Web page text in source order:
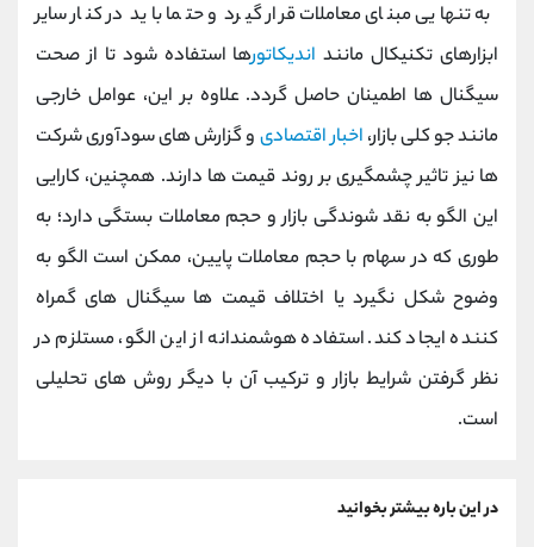
به تنهایی مبنای معاملات قرار گیرد و حتما باید در کنار سایر
ابزارهای تکنیکال مانند اندیکاتورها استفاده شود تا از صحت
سیگنال ‌ها اطمینان حاصل گردد. علاوه بر این، عوامل خارجی
مانند جو کلی بازار، اخبار اقتصادی و گزارش ‌های سودآوری شرکت
‌ها نیز تاثیر چشمگیری بر روند قیمت ‌ها دارند. همچنین، کارایی
این الگو به نقد شوندگی بازار و حجم معاملات بستگی دارد؛ به
طوری که در سهام با حجم معاملات پایین، ممکن است الگو به
وضوح شکل نگیرد یا اختلاف قیمت‌ ها سیگنال ‌های گمراه‌
کننده ایجاد کند. استفاده هوشمندانه از این الگو، مستلزم در
نظر گرفتن شرایط بازار و ترکیب آن با دیگر روش ‌های تحلیلی
است.
در این باره بیشتر بخوانید